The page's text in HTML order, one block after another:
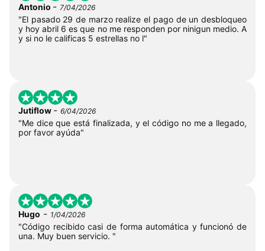
Antonio - 7/04/2026
"El pasado 29 de marzo realize el pago de un desbloqueo
y hoy abril 6 es que no me responden por ninigun medio. A
y si no le calificas 5 estrellas no l"
Jutiflow - 6/04/2026
"Me dice que está finalizada, y el código no me a llegado,
por favor ayúda"
Hugo - 1/04/2026
"Código recibido casi de forma automática y funcionó de
una. Muy buen servicio. "